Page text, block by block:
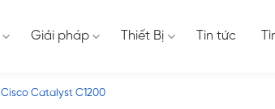
Giải pháp Thiết Bị Tin tức
Cisco Catalyst C1200